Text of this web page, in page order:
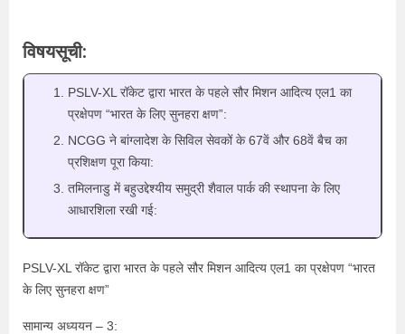
विषयसूची:
PSLV-XL रॉकेट द्वारा भारत के पहले सौर मिशन आदित्य एल1 का
प्रक्षेपण “भारत के लिए सुनहरा क्षण”:
NCGG ने बांग्लादेश के सिविल सेवकों के 67वें और 68वें बैच का
प्रशिक्षण पूरा किया:
तमिलनाडु में बहुउद्देश्यीय समुद्री शैवाल पार्क की स्थापना के लिए
आधारशिला रखी गई:
PSLV-XL रॉकेट द्वारा भारत के पहले सौर मिशन आदित्य एल1 का प्रक्षेपण “भारत
के लिए सुनहरा क्षण”
सामान्य अध्ययन – 3: